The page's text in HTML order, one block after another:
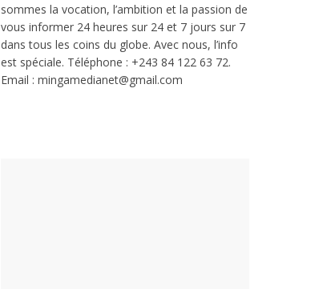
sommes la vocation, l’ambition et la passion de
vous informer 24 heures sur 24 et 7 jours sur 7
dans tous les coins du globe. Avec nous, l’info
est spéciale. Téléphone : +243 84 122 63 72.
Email : mingamedianet@gmail.com